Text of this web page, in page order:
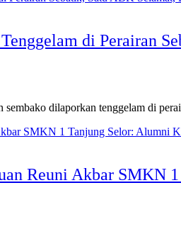
di Perairan
dilaporkan tenggelam di
Reuni Akbar SMKN